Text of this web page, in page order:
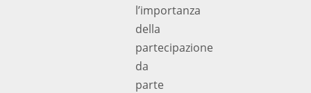
l’importanza
della
partecipazione
da
parte